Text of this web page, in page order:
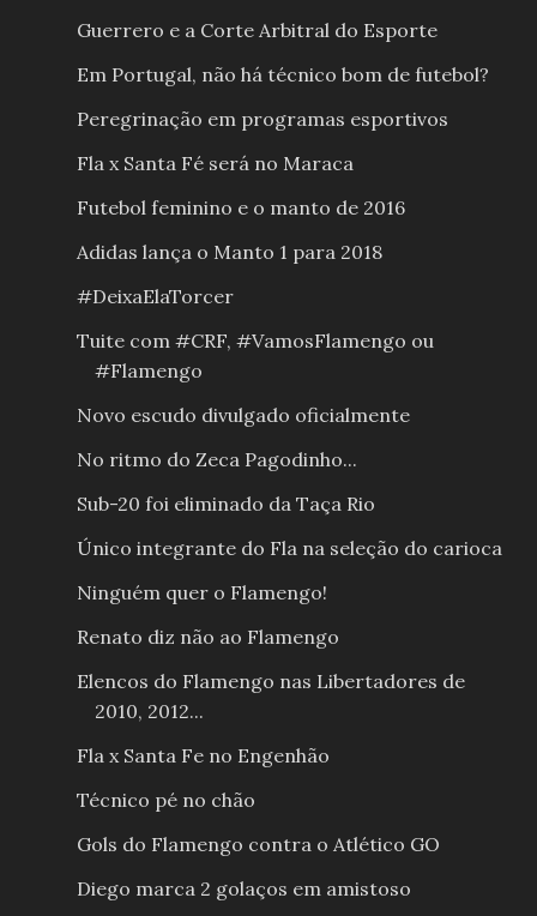
Guerrero e a Corte Arbitral do Esporte
Em Portugal, não há técnico bom de futebol?
Peregrinação em programas esportivos
Fla x Santa Fé será no Maraca
Futebol feminino e o manto de 2016
Adidas lança o Manto 1 para 2018
#DeixaElaTorcer
Tuite com #CRF, #VamosFlamengo ou
#Flamengo
Novo escudo divulgado oficialmente
No ritmo do Zeca Pagodinho...
Sub-20 foi eliminado da Taça Rio
Único integrante do Fla na seleção do carioca
Ninguém quer o Flamengo!
Renato diz não ao Flamengo
Elencos do Flamengo nas Libertadores de
2010, 2012...
Fla x Santa Fe no Engenhão
Técnico pé no chão
Gols do Flamengo contra o Atlético GO
Diego marca 2 golaços em amistoso